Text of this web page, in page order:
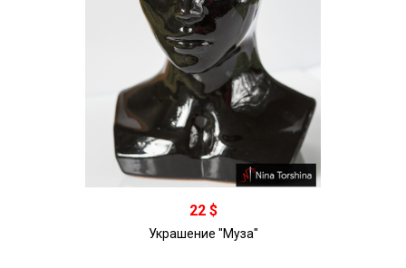
В корзину
22 $
Украшение "Муза"